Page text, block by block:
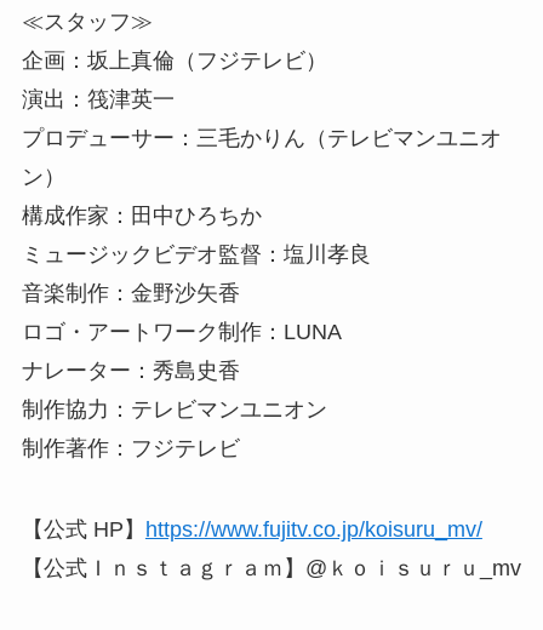
≪スタッフ≫
企画：坂上真倫（フジテレビ）
演出：筏津英一
プロデューサー：三毛かりん（テレビマンユニオ
ン）
構成作家：田中ひろちか
ミュージックビデオ監督：塩川孝良
音楽制作：金野沙矢香
ロゴ・アートワーク制作：LUNA
ナレーター：秀島史香
制作協力：テレビマンユニオン
制作著作：フジテレビ
【公式 HP】
https://www.fujitv.co.jp/koisuru_mv/
【公式Ｉｎｓｔａｇｒａｍ】@ｋｏｉｓｕｒｕ_mv